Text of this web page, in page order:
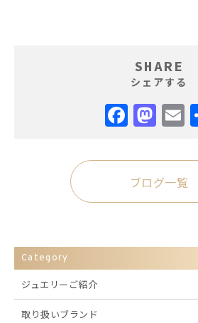
SHARE
シェアする
ブログ一覧
Category
ジュエリーご紹介
取り扱いブランド